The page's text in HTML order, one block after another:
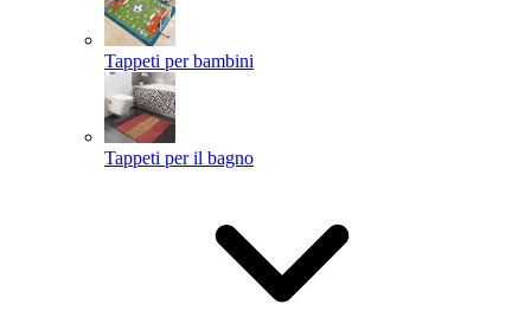
Tappeti per bambini
Tappeti per il bagno